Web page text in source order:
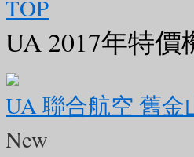
親切地稱它為「日
優雅耀眼；到了
人驚豔的高級感
【SUMMER】，
TOP
UA 2017年特
UA 聯合航空 舊
New